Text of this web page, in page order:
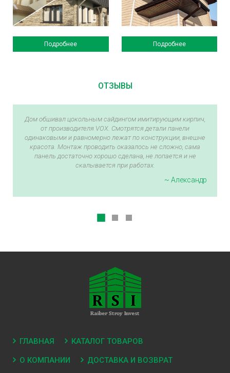
Подробнее Подробнее
ОТЗЫВЫ
Дом обшивал цокольным сайдингом имитирующим кирпич,
от производителя VOX. Смотрятся детали панели
одинаковыми и равномерно лежат по конструкции, внешне
красота. Монтаж проводить оказалось не сложно, сама
панель достаточно хорошо сделана, не лопается и не
скалывается при работах.
~ Александр
ГЛАВНАЯ КАТАЛОГ ТОВАРОВ
О КОМПАНИИ ДОСТАВКА И ВОЗВРАТ